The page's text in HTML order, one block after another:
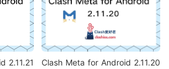
2.11.21
Clash Meta for Android 2.11.20